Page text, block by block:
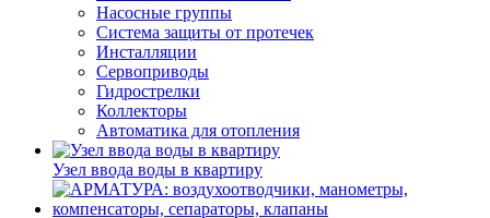
Насосные группы
Система защиты от протечек
Инсталляции
Сервоприводы
Гидрострелки
Коллекторы
Автоматика для отопления
Узел ввода воды в квартиру